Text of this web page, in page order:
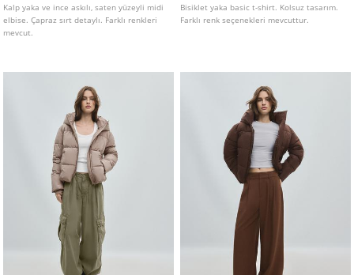
Kalp yaka ve ince askılı, saten yüzeyli midi
elbise. Çapraz sırt detaylı. Farklı renkleri
mevcut.
Bisiklet yaka basic t-shirt. Kolsuz tasarım.
Farklı renk seçenekleri mevcuttur.